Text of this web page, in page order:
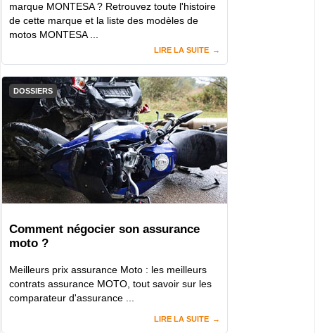
marque MONTESA ? Retrouvez toute l'histoire
de cette marque et la liste des modèles de
motos MONTESA ...
LIRE LA SUITE
DOSSIERS
Comment négocier son assurance
moto ?
Meilleurs prix assurance Moto : les meilleurs
contrats assurance MOTO, tout savoir sur les
comparateur d'assurance ...
LIRE LA SUITE